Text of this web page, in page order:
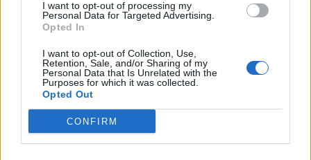
I want to opt-out of processing my
Personal Data for Targeted Advertising.
Opted In
I want to opt-out of Collection, Use,
Retention, Sale, and/or Sharing of my
Personal Data that Is Unrelated with the
Purposes for which it was collected.
Opted Out
CONFIRM
Antworten:
2 29 Juli 2025
FAQ Paysafe ab 30.12.2019
SvenBömwöllen
FAQ {Payment} Bigpoint Gamecard
Anguana
Antworten:
1
FAQ Einkaufsbonus - Neu
-triandafilla-
Antworten:
3